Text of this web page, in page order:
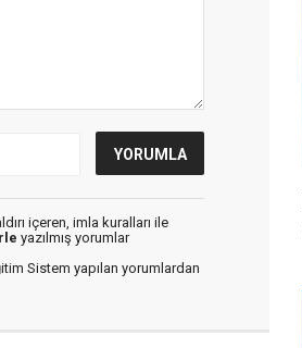
içeren, imla kuralları ile
yazılmış yorumlar
Sistem yapılan yorumlardan